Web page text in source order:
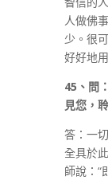
人做佛
少。很
好好地
45 、問
見您，
答：一
全具於
師說：“